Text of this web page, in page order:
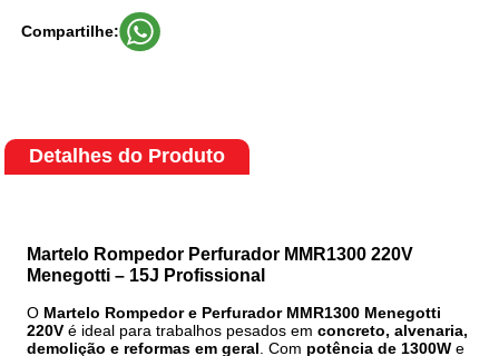
Compartilhe:
Detalhes do Produto
Martelo Rompedor Perfurador MMR1300 220V
Menegotti – 15J Profissional
O Martelo Rompedor e Perfurador MMR1300 Menegotti
220V é ideal para trabalhos pesados emconcreto, alvenaria,
demolição e reformas em geral . Com potência de 1300W e